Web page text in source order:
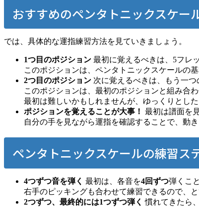
おすすめのペンタトニックスケー
では、具体的な運指練習方法を見ていきましょう。
1つ目のポジション 最初に覚えるべきは、5フレ
このポジションは、ペンタトニックスケールの
2つ目のポジション 次に覚えるべきは、もう一つ
このポジションは、最初のポジションと組み合
最初は難しいかもしれませんが、ゆっくりとし
ポジションを覚えることが大事！ 最初は譜面を
自分の手を見ながら運指を確認することで、動
ペンタトニックスケールの練習ス
4つずつ音を弾く 最初は、各音を4回ずつ弾くこ
右手のピッキングも合わせて練習できるので、と
2つずつ、最終的には1つずつ弾く 慣れてきたら、